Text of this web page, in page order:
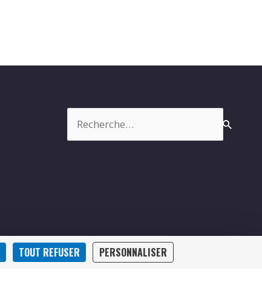
TOUT REFUSER PERSONNALISER